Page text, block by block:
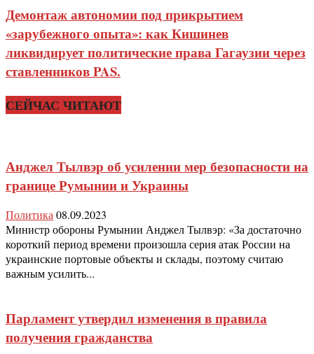
Демонтаж автономии под прикрытием
«зарубежного опыта»: как Кишинев
ликвидирует политические права Гагаузии через
ставленников PAS.
СЕЙЧАС ЧИТАЮТ
Анджел Тылвэр об усилении мер безопасности на
границе Румынии и Украины
Политика08.09.2023
Министр обороны Румынии Анджел Тылвэр: «За достаточно
короткий период времени произошла серия атак России на
украинские портовые объекты и склады, поэтому считаю
важным усилить...
Парламент утвердил изменения в правила
получения гражданства